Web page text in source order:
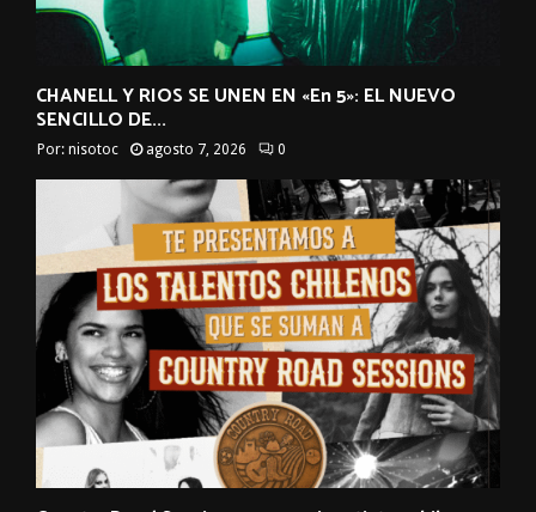
CHANELL Y RIOS SE UNEN EN «En 5»: EL NUEVO
SENCILLO DE...
Por: nisotoc agosto 7, 2026 0